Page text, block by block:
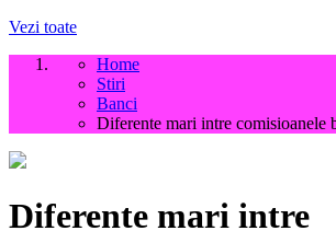
Vezi toate
Home
Stiri
Banci
Diferente mari intre comisioanele
Diferente mari intre